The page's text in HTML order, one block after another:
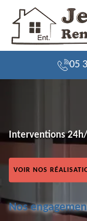
05
Interventions
VOIR NOS
Nos